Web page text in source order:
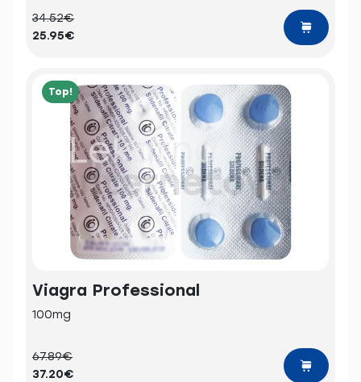
34.52€
25.95€
Top!
Viagra Professional
100mg
67.89€
37.20€